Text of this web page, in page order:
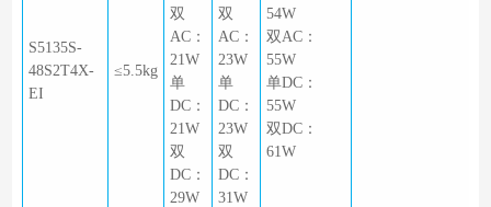
S5135S-
48S2T4X-
EI
≤5.5kg
双
AC：
21W
单
DC：
21W
双
DC：
29W
双
AC：
23W
单
DC：
23W
双
DC：
31W
54W
双AC：
55W
单DC：
55W
双DC：
61W